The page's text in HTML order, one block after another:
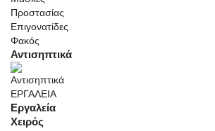
Προστασίας
Επιγονατίδες
Φακός
Αντισηπτικά
ΕΡΓΑΛΕΙΑ
Εργαλεία
Χειρός